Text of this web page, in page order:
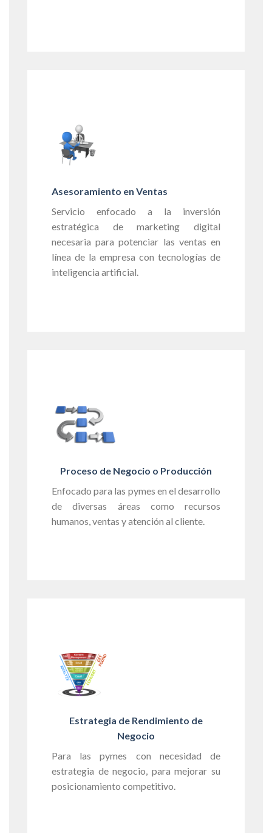
Asesoramiento en Ventas
Servicio enfocado a la inversión
estratégica de marketing digital
necesaria para potenciar las ventas en
línea de la empresa con tecnologías de
inteligencia artificial.
Proceso de Negocio o Producción
Enfocado para las pymes en el desarrollo
de diversas áreas como recursos
humanos, ventas y atención al cliente.
Estrategia de Rendimiento de
Negocio
Para las pymes con necesidad de
estrategia de negocio, para mejorar su
posicionamiento competitivo.